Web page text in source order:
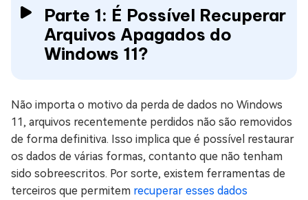
Parte 1: É Possível Recuperar
Arquivos Apagados do
Windows 11?
Não importa o motivo da perda de dados no Windows
11, arquivos recentemente perdidos não são removidos
de forma definitiva. Isso implica que é possível restaurar
os dados de várias formas, contanto que não tenham
sido sobreescritos. Por sorte, existem ferramentas de
terceiros que permitem recuperar esses dados